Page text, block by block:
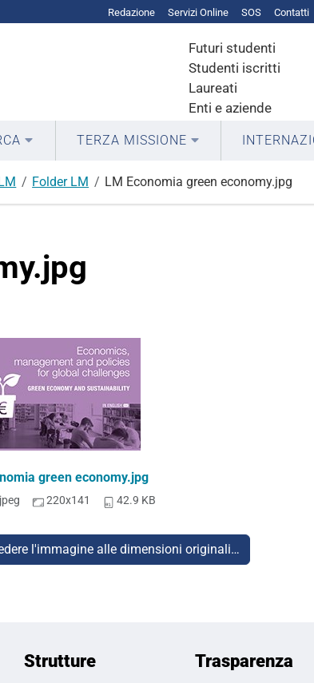
Redazione Servizi Online SOS Contatti
Futuri studenti
Studenti iscritti
Laureati
Enti e aziende
TERZA MISSIONE
Folder LM LM Economia green economy.jpg
green economy.jpg
220x141 42.9 KB
l'immagine alle dimensioni originali…
Strutture Trasparenza